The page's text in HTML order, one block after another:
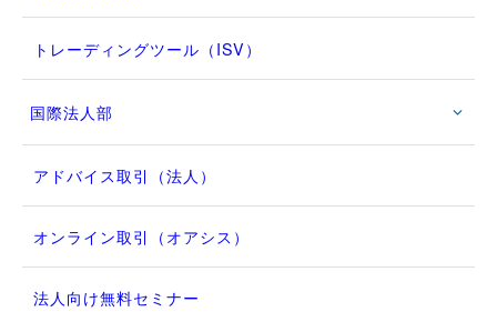
トレーディングツール（ISV）
国際法人部
アドバイス取引（法人）
オンライン取引（オアシス）
法人向け無料セミナー